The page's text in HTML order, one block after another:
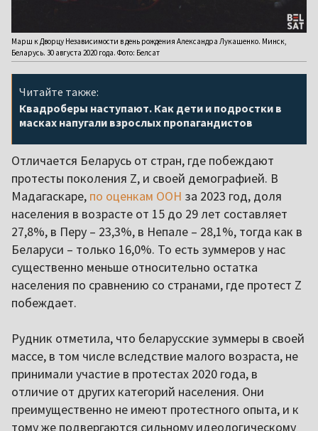
Марш к Дворцу Независимости в день рождения Александра Лукашенко. Минск,
Беларусь. 30 августа 2020 года. Фото: Белсат
Читайте также:
Квадроберы наступают. Как дети и подростки в
масках напугали взрослых пропагандистов
Отличается Беларусь от стран, где побеждают
протесты поколения Z, и своей демографией. В
Мадагаскаре, по оценкам ООН за 2023 год, доля
населения в возрасте от 15 до 29 лет составляет
27,8%, в Перу – 23,3%, в Непале – 28,1%, тогда как в
Беларуси – только 16,0%. То есть зуммеров у нас
существенно меньше относительно остатка
населения по сравнению со странами, где протест Z
побеждает.
Рудник отметила, что беларусские зуммеры в своей
массе, в том числе вследствие малого возраста, не
принимали участие в протестах 2020 года, в
отличие от других категорий населения. Они
преимущественно не имеют протестного опыта, и к
тому же подвергаются сильному идеологическому